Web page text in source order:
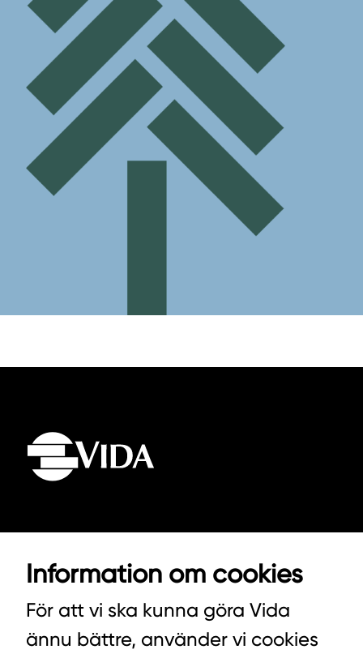
BOX 100
VÄXEL HUVUDKONTORET: 0472-439 00
VÄXEL PELLETS/STALLSTRÖ: 0393-216 50
Information om cookies
För att vi ska kunna göra Vida
ännu bättre, använder vi cookies